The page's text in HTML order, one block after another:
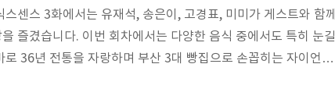
센스 3화에서는 유재석, 송은이, 고경표, 미미가 게스트와 함께
즐겼습니다. 이번 회차에서는 다양한 음식 중에서도 특히 눈길
로 36년 전통을 자랑하며 부산 3대 빵집으로 손꼽히는 자이언트
50cm에 달하는 초대형 식빵으로 유명하며, 오랜 세월 동안 부